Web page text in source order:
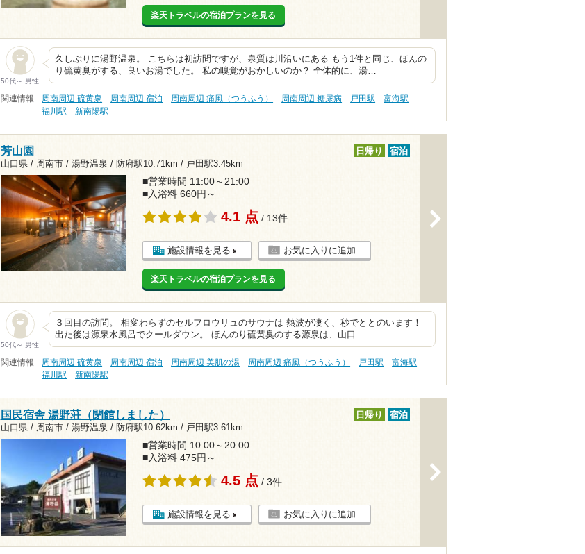
楽天トラベルの宿泊プランを見る
50代～ 男性
久しぶりに湯野温泉。 こちらは初訪問ですが、泉質は川沿いにある もう1件と同じ、ほんの
り硫黄臭がする、良いお湯でした。 私の嗅覚がおかしいのか？ 全体的に、湯…
関連情報 周南周辺 硫黄泉 周南周辺 宿泊 周南周辺 痛風（つうふう） 周南周辺 糖尿病 戸田駅
富海駅
福川駅
新南陽駅
芳山園
山口県 / 周南市 / 湯野温泉 / 防府駅10.71km / 戸田駅3.45km
日帰り 宿泊
■営業時間 11:00～21:00
■入浴料 660円～
4.1 点 / 13件
施設情報を見る お気に入りに追加
楽天トラベルの宿泊プランを見る
50代～ 男性
３回目の訪問。 相変わらずのセルフロウリュのサウナは 熱波が凄く、秒でととのいます！
出た後は源泉水風呂でクールダウン。 ほんのり硫黄臭のする源泉は、山口…
関連情報 周南周辺 硫黄泉 周南周辺 宿泊 周南周辺 美肌の湯 周南周辺 痛風（つうふう） 戸田駅
富海駅
福川駅
新南陽駅
国民宿舎 湯野荘（閉館しました）
山口県 / 周南市 / 湯野温泉 / 防府駅10.62km / 戸田駅3.61km
日帰り 宿泊
■営業時間 10:00～20:00
■入浴料 475円～
4.5 点 / 3件
施設情報を見る お気に入りに追加